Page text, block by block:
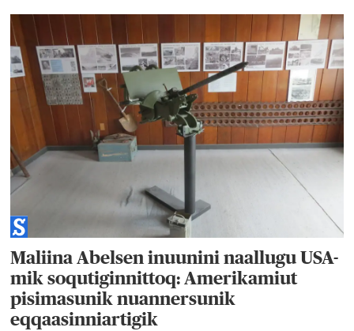
Maliina Abelsen inuunini naallugu USA-
mik soqutiginnittoq: Amerikamiut
pisimasunik nuannersunik
eqqaasinniartigik